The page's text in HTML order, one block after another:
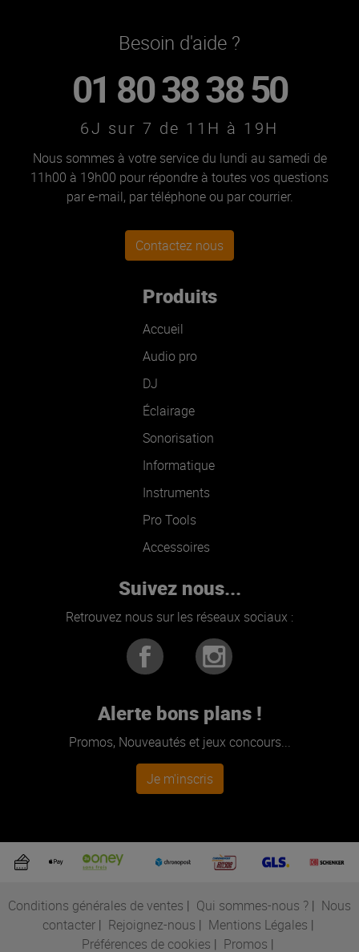
Besoin d'aide ?
01 80 38 38 50
6J sur 7 de 11H à 19H
Nous sommes à votre service du lundi au samedi de
11h00 à 19h00 pour répondre à toutes vos questions
par e-mail, par téléphone ou par courrier.
Contactez nous
Produits
Accueil
Audio pro
DJ
Éclairage
Sonorisation
Informatique
Instruments
Pro Tools
Accessoires
Suivez nous...
Retrouvez nous sur les réseaux sociaux :
Alerte bons plans !
Promos, Nouveautés et jeux concours...
Je m'inscris
Conditions générales de ventes | Qui sommes-nous ? | Nous
contacter| Rejoignez-nous | Mentions Légales |
Préférences de cookies | Promos |